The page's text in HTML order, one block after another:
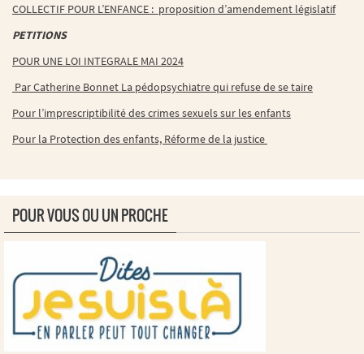
COLLECTIF POUR L’ENFANCE : proposition d’amendement législatif
PETITIONS
POUR UNE LOI INTEGRALE MAI 2024
Par Catherine Bonnet La pédopsychiatre qui refuse de se taire
Pour l’imprescriptibilité des crimes sexuels sur les enfants
Pour la Protection des enfants, Réforme de la justice
POUR VOUS OU UN PROCHE